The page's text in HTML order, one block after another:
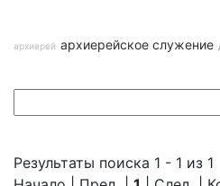
архиерей архиерейское служение
Результаты поиска 1 - 1 из 1